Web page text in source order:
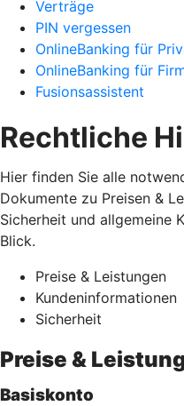
Verträge
PIN vergessen
OnlineBanking für
OnlineBanking für
Fusionsassistent
Rechtliche
Hier finden Sie alle
Dokumente zu Preisen &
Sicherheit und allgemeine
Blick.
Preise & Leistungen
Kundeninformationen
Sicherheit
Preise &
Basiskonto